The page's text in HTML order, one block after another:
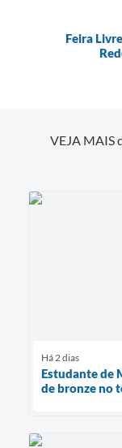
Feira
VEJA MAIS
Há 2 dias
Estudante de
de bronze no